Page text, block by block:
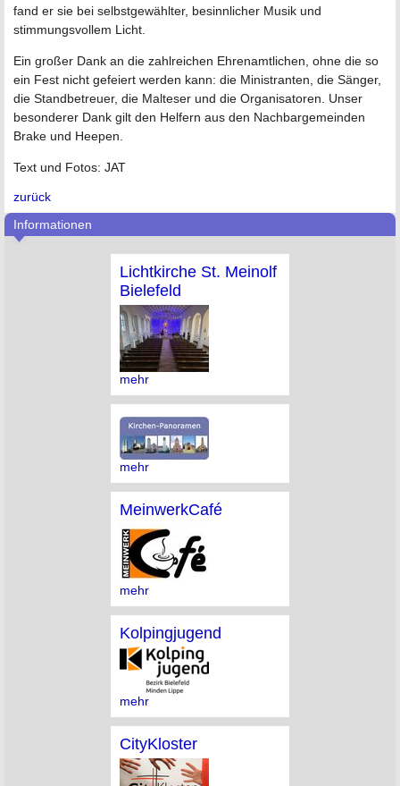
fand er sie bei selbstgewählter, besinnlicher Musik und
stimmungsvollem Licht.
Ein großer Dank an die zahlreichen Ehrenamtlichen, ohne die so
ein Fest nicht gefeiert werden kann: die Ministranten, die Sänger,
die Standbetreuer, die Malteser und die Organisatoren. Unser
besonderer Dank gilt den Helfern aus den Nachbargemeinden
Brake und Heepen.
Text und Fotos: JAT
zurück
Informationen
Lichtkirche St. Meinolf
Bielefeld
mehr
mehr
MeinwerkCafé
mehr
Kolpingjugend
mehr
CityKloster